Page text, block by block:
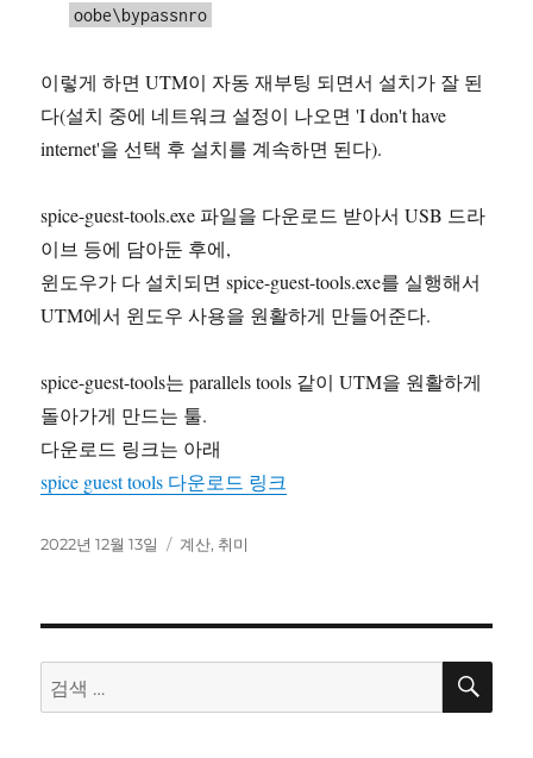
oobe\bypassnro
이렇게 하면 UTM이 자동 재부팅 되면서 설치가 잘 된
다(설치 중에 네트워크 설정이 나오면 'I don't have
internet'을 선택 후 설치를 계속하면 된다).
spice-guest-tools.exe 파일을 다운로드 받아서 USB 드라
이브 등에 담아둔 후에,
윈도우가 다 설치되면 spice-guest-tools.exe를 실행해서
UTM에서 윈도우 사용을 원활하게 만들어준다.
spice-guest-tools는 parallels tools 같이 UTM을 원활하게
돌아가게 만드는 툴.
다운로드 링크는 아래
spice guest tools 다운로드 링크
작
2022년 12월 13일
카
계산, 취미
검
색:
검